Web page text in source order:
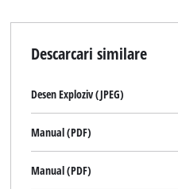
Descarcari similare
Desen Exploziv (JPEG)
Manual (PDF)
Manual (PDF)